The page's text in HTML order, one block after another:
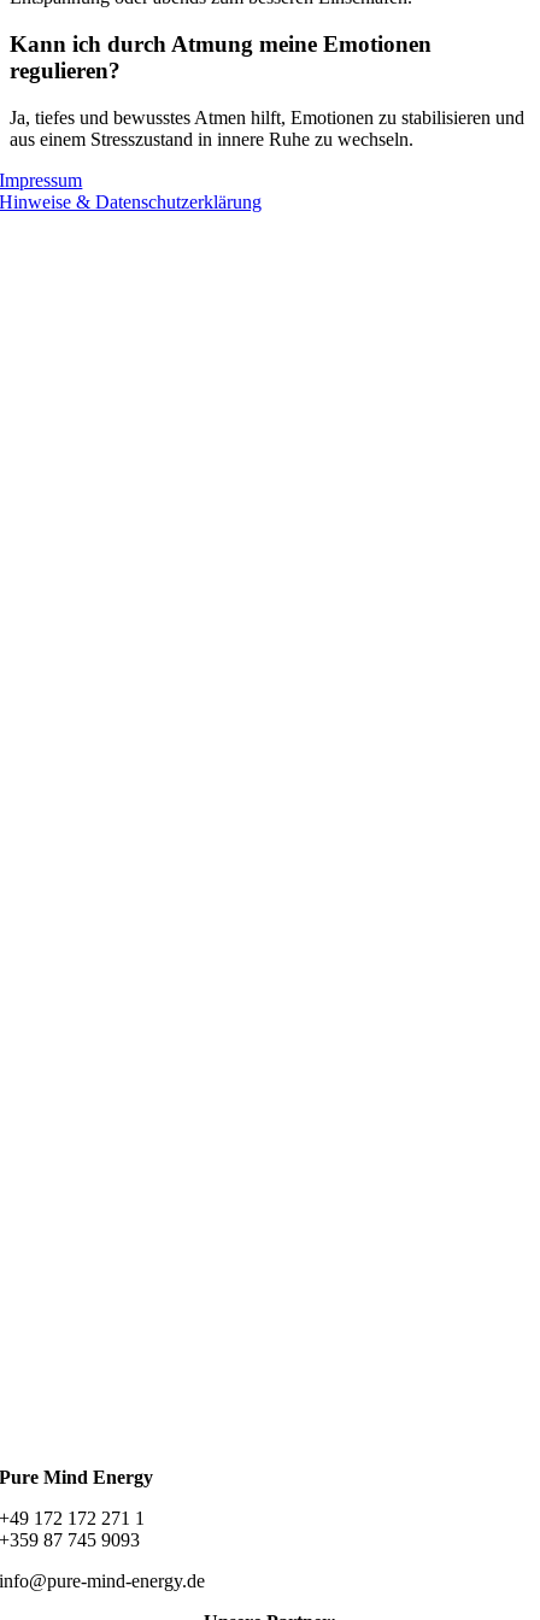
Kann ich durch Atmung meine Emotionen
regulieren?
Ja, tiefes und bewusstes Atmen hilft, Emotionen zu stabilisieren und
aus einem Stresszustand in innere Ruhe zu wechseln.
Impressum
Hinweise & Datenschutzerklärung
Pure Mind Energy
+49 172 172 271 1
+359 87 745 9093
info@pure-mind-energy.de